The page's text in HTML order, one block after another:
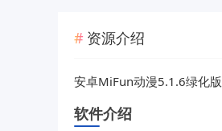
资源介绍
安卓MiFun动漫5.1.6绿化版
软件介绍